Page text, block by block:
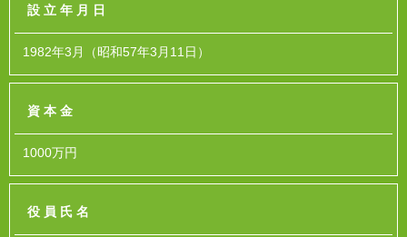
設立年月日
1982年3月（昭和57年3月11日）
資本金
1000万円
役員氏名